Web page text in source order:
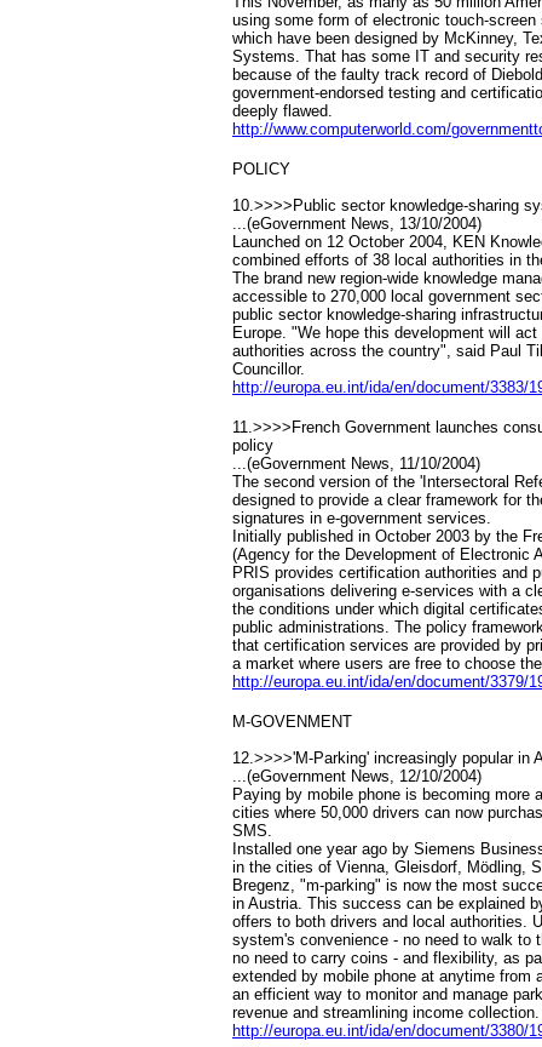
using some form of electronic touch-
which have been designed by McKinney,
Systems. That has some IT and security
because of the faulty track record of
government-endorsed testing and
deeply flawed.
http://www.computerworld.com/
POLICY
10.>>>>Public sector knowledge-sharing
...(eGovernment News, 13/10/2004)
Launched on 12 October 2004, KEN
combined efforts of 38 local authorities in
The brand new region-wide knowledge
accessible to 270,000 local government
public sector knowledge-sharing
Europe. "We hope this development will
authorities across the country", said Paul
Councillor.
http://europa.eu.int/ida/en/document/3383/
11.>>>>French Government launches
policy
...(eGovernment News, 11/10/2004)
The second version of the 'Intersectoral
designed to provide a clear framework for
signatures in e-government services.
Initially published in October 2003 by the
(Agency for the Development of Electronic
PRIS provides certification authorities and
organisations delivering e-services with a
the conditions under which digital
public administrations. The policy
that certification services are provided by
a market where users are free to choose
http://europa.eu.int/ida/en/document/3379/
M-GOVENMENT
12.>>>>'M-Parking' increasingly popular in
...(eGovernment News, 12/10/2004)
Paying by mobile phone is becoming more
cities where 50,000 drivers can now
SMS.
Installed one year ago by Siemens
in the cities of Vienna, Gleisdorf, Mödling,
Bregenz, "m-parking" is now the most
in Austria. This success can be explained
offers to both drivers and local authorities.
system's convenience - no need to walk to
no need to carry coins - and flexibility, as
extended by mobile phone at anytime from
an efficient way to monitor and manage
revenue and streamlining income collection.
http://europa.eu.int/ida/en/document/3380/